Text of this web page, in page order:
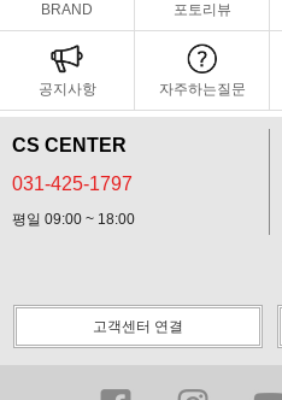
BRAND 포토리뷰
공지사항 자주하는질문
CS CENTER
031-425-1797
평일 09:00 ~ 18:00
고객센터 연결